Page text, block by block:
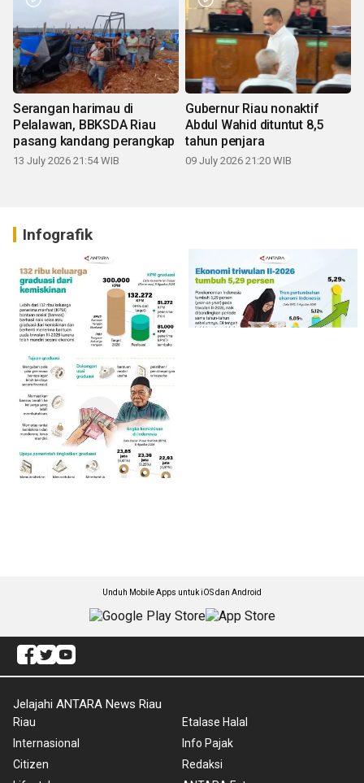
Serangan harimau di
Pelalawan, BBKSDA Riau
pasang kandang perangkap
13 July 2026 21:54 WIB
Gubernur Riau nonaktif
Abdul Wahid dituntut 8,5
tahun penjara
09 July 2026 21:20 WIB
Infografik
Unduh Mobile Apps untuk iOS dan Android
Jelajahi ANTARA News Riau
Riau
Internasional
Citizen
Etalase Halal
Info Pajak
Redaksi